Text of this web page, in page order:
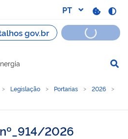
navegação
Legislação Portarias
2026
2026